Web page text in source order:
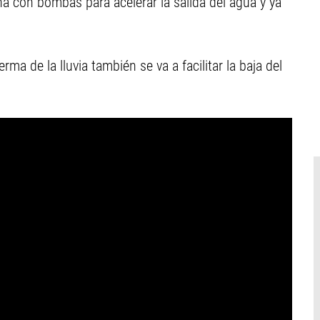
de la lluvia también se va a facilitar la baja del